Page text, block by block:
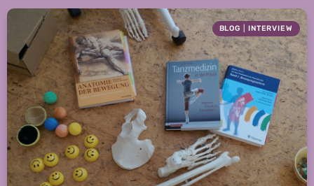
BLOG INTERVIEW